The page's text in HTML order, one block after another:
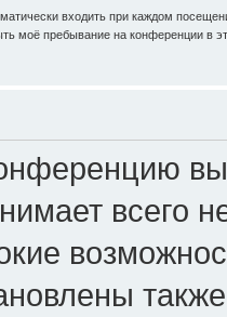
входить при каждом
моё пребывание на конференции в
всего